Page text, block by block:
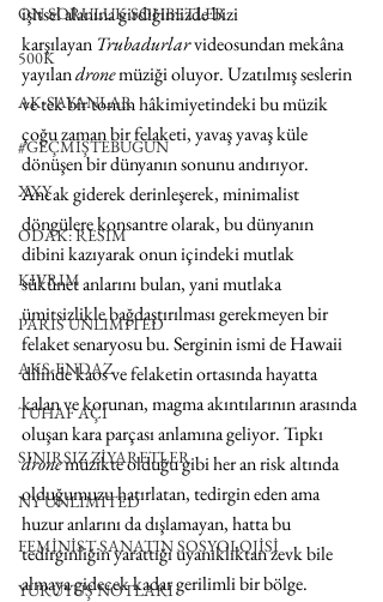
ON SORULUK SOHBETLER
500K
AK-SAYANLAR
#GEÇMİŞTEBUGÜN
XXY
ODAK: RESİM
KIVRIM
PARIS UNLIMITED
AKS-ENDAZ
TUHAF AÇI
SINIRSIZ ZİYARETLER
NY UNLIMITED
FEMİNİST SANATIN SOSYOLOJİSİ
YÜRÜYÜŞ NOTLARI
işitsel alanına girdiğimizde bizi
karşılayan Trubadurlar videosundan mekâna
yayılan drone müziği oluyor. Uzatılmış seslerin
ve tek bir tonun hâkimiyetindeki bu müzik
çoğu zaman bir felaketi, yavaş yavaş küle
dönüşen bir dünyanın sonunu andırıyor.
Ancak giderek derinleşerek, minimalist
döngülere konsantre olarak, bu dünyanın
dibini kazıyarak onun içindeki mutlak
sükûnet anlarını bulan, yani mutlaka
ümitsizlikle bağdaştırılması gerekmeyen bir
felaket senaryosu bu. Serginin ismi de Hawaii
dilinde kaos ve felaketin ortasında hayatta
kalan ve korunan, magma akıntılarının arasında
oluşan kara parçası anlamına geliyor. Tıpkı
drone müzikte olduğu gibi her an risk altında
olduğumuzu hatırlatan, tedirgin eden ama
huzur anlarını da dışlamayan, hatta bu
tedirginliğin yarattığı uyanıklıktan zevk bile
almaya gidecek kadar gerilimli bir bölge.